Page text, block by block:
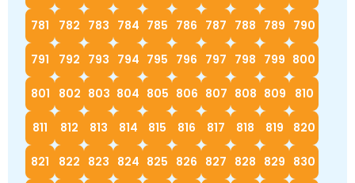
781 782 783 784 785 786 787 788 789 790
791 792 793 794 795 796 797 798 799 800
801 802 803 804 805 806 807 808 809 810
811 812 813 814 815 816 817 818 819 820
821 822 823 824 825 826 827 828 829 830